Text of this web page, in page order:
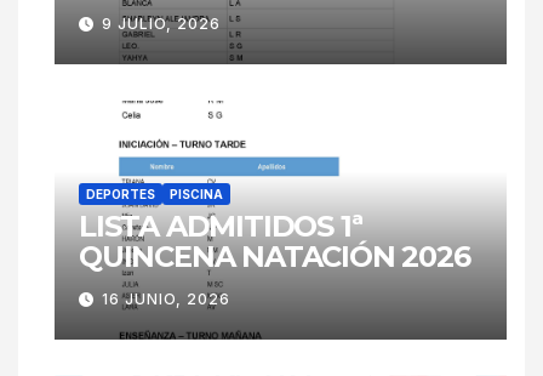
9 JULIO, 2026
DEPORTES PISCINA
LISTA ADMITIDOS 1ª
QUINCENA NATACIÓN 2026
16 JUNIO, 2026